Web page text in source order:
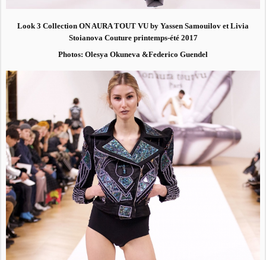
Look 3 Collection ON AURA TOUT VU by Yassen Samouilov et Livia
Stoianova Couture printemps-été 2017
Photos: Olesya Okuneva &Federico Guendel